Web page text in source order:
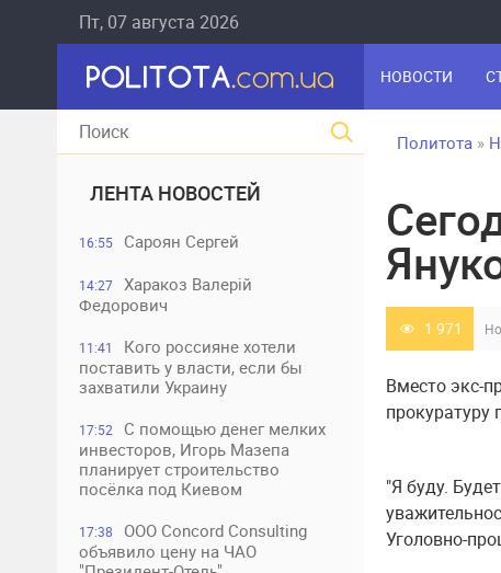
Пт, 07 августа 2026
НОВОСТИ
ЛЕНТА НОВОСТЕЙ
16:55 Сароян Сергей
14:27
Харакоз Валерій
Федорович
11:41
Кого россияне хотели
поставить у власти, если бы
захватили Украину
17:52
С помощью денег мелких
инвесторов, Игорь Мазепа
планирует строительство
посёлка под Киевом
17:38
ООО Concord Consulting
объявило цену на ЧАО
Политота »
1 971
Вместо экс-
"Я буду.
Уголовно-